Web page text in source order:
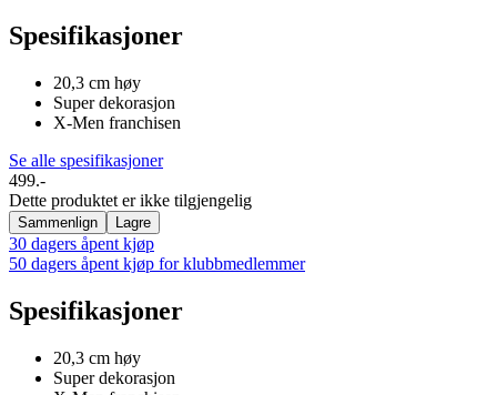
Spesifikasjoner
20,3 cm høy
Super dekorasjon
X-Men franchisen
Se alle spesifikasjoner
499.-
Dette produktet er ikke tilgjengelig
Sammenlign Lagre
30 dagers åpent kjøp
50 dagers åpent kjøp for klubbmedlemmer
Spesifikasjoner
20,3 cm høy
Super dekorasjon